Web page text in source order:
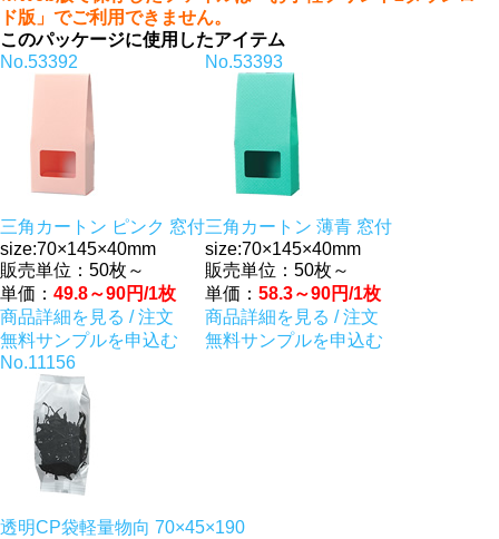
ド版」でご利用できません。
このパッケージに使用したアイテム
No.53392
三角カートン ピンク 窓付
size:70×145×40mm
販売単位：50枚～
単価： 49.8～90円/1枚
商品詳細を見る / 注文
無料サンプルを申込む
No.53393
三角カートン 薄青 窓付
size:70×145×40mm
販売単位：50枚～
単価： 58.3～90円/1枚
商品詳細を見る / 注文
無料サンプルを申込む
No.11156
透明CP袋軽量物向 70×45×190